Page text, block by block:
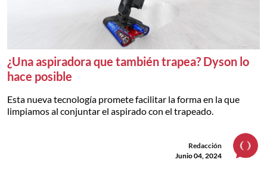
¿Una aspiradora que también trapea? Dyson lo
hace posible
Esta nueva tecnología promete facilitar la forma en la que
limpiamos al conjuntar el aspirado con el trapeado.
Redacción
Junio 04, 2024